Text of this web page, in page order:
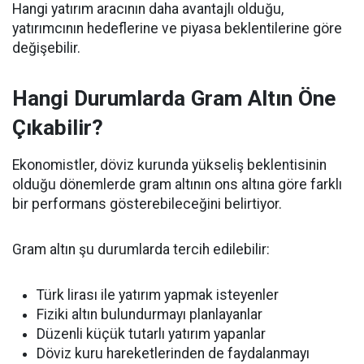
Hangi yatırım aracının daha avantajlı olduğu,
yatırımcının hedeflerine ve piyasa beklentilerine göre
değişebilir.
Hangi Durumlarda Gram Altın Öne
Çıkabilir?
Ekonomistler, döviz kurunda yükseliş beklentisinin
olduğu dönemlerde gram altının ons altına göre farklı
bir performans gösterebileceğini belirtiyor.
Gram altın şu durumlarda tercih edilebilir:
Türk lirası ile yatırım yapmak isteyenler
Fiziki altın bulundurmayı planlayanlar
Düzenli küçük tutarlı yatırım yapanlar
Döviz kuru hareketlerinden de faydalanmayı